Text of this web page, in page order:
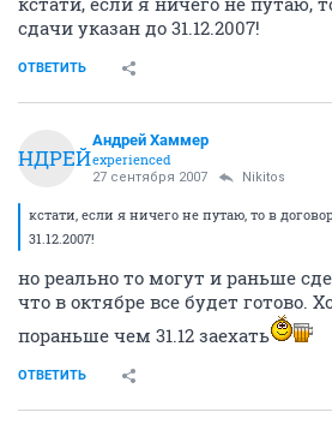
сдачи указан до 31.12.2007!
ОТВЕТИТЬ
АНДРЕЙ
Андрей Хаммер
experienced
27 сентября 2007 Nikitos
кстати, если я ничего не путаю, то в
31.12.2007!
но реально то могут и раньше
что в октябре все будет готово.
пораньше чем 31.12 заехать
ОТВЕТИТЬ